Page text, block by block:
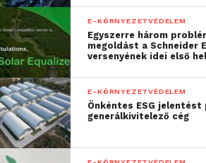
többivel.
Kivételes
köszönhetően a
gumi még mindig
A természetes gumi
gumiabroncs-teljesítmény
természetes termék a modern,
E-KÖRNYEZETVÉDELEM
Egyszerre három
megoldást a Schneider
versenyének idei első
E-KÖRNYEZETVÉDELEM
Önkéntes ESG
generálkivitelező cég